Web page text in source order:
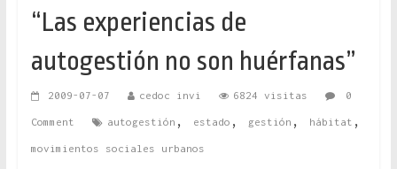
“Las experiencias de
autogestión no son huérfanas”
2009-07-07 cedoc invi 6824 visitas 0
Comment autogestión , estado , gestión , hábitat ,
movimientos sociales urbanos